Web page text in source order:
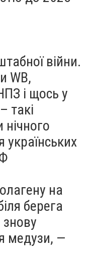
війни.
WB,
і щось у
такі
нічного
на
берега
медузи, —